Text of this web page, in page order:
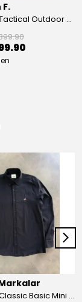
Yeni Sezon Tactical Outdoor Su geçirmez Gömlek
Yeni Sezon Classic Basic Mini Logo Pamuk Keten Gömlek